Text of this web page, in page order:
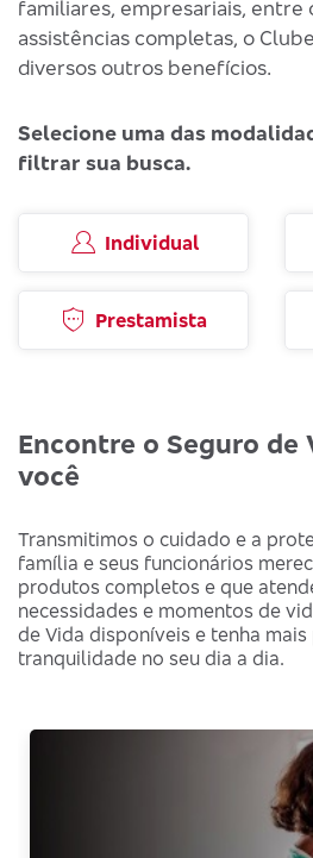
familiares, empresariais, entre
assistências completas, o
diversos outros benefícios.
Selecione uma das
filtrar sua busca.
Individual
Prestamista
Encontre o Seguro de
você
Transmitimos o cuidado e a
família e seus funcionários
produtos completos e que
necessidades e momentos de
de Vida disponíveis e tenha
tranquilidade no seu dia a dia.